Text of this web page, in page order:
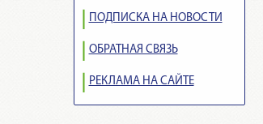
ПОДПИСКА НА НОВОСТИ
ОБРАТНАЯ СВЯЗЬ
РЕКЛАМА НА САЙТЕ